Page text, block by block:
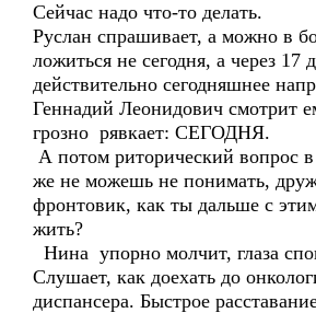
Сейчас надо что-то делать.
Руслан спрашивает, а можно в
ложиться не сегодня, а через 17
действительно сегодняшнее
Геннадий Леонидович смотрит
грозно рявкает: СЕГОДНЯ.
А потом риторический вопрос
же не можешь не понимать,
фронтовик, как ты дальше с
жить?
Нина упорно молчит, глаза
Слушает, как доехать до
диспансера. Быстрое